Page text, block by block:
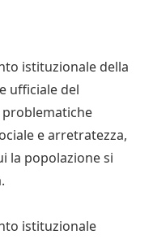
istituzionale della
ufficiale del
problematiche
e arretratezza,
la popolazione si
istituzionale